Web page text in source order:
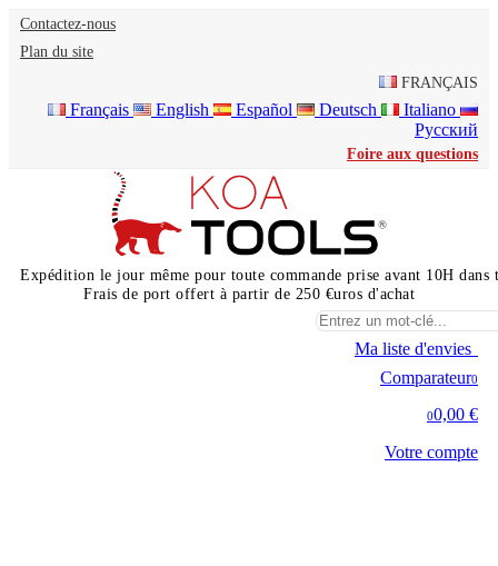
Contactez-nous
Plan du site
FRANÇAIS
Français English Español Deutsch
Italiano
Русский
Foire aux questions
Expédition le jour même pour toute commande prise avant 10H dans
Frais de port offert à partir de 250 €uros d'achat
Ma liste d'envies
Comparateur0
00,00 €
Votre compte